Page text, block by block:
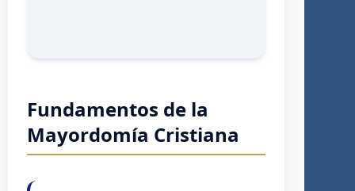
Fundamentos de la
Mayordomía Cristiana